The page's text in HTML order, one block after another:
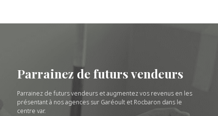
Parrainez de futurs vendeurs
Parrainez de futurs vendeurs et augmentez vos revenus en les
présentant à nos agences sur Garéoult et Rocbaron dans le
centre var.